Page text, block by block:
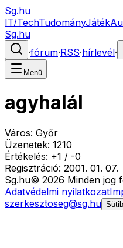
Sg.hu
IT/TechTudományJáték
Sg.hu
·fórum·RSS·hírlevél·
Menü
agyhalál
Város: Győr
Üzenetek: 1210
Értékelés: +1 / -0
Regisztráció: 2001. 01. 07.
Sg.hu© 2026 Minden jog
Adatvédelmi nyilatkozat
szerkesztoseg@sg.hu